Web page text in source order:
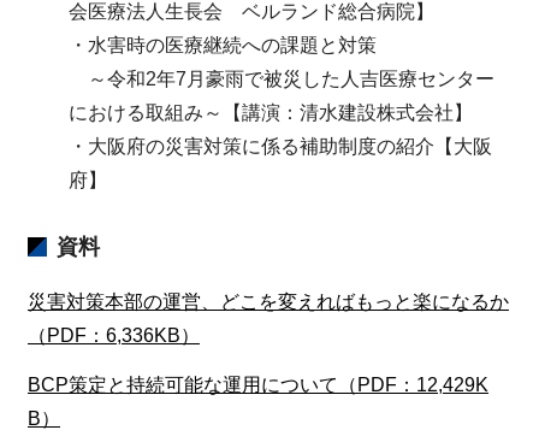
会医療法人生長会 ベルランド総合病院】
・水害時の医療継続への課題と対策
～令和2年7月豪雨で被災した人吉医療センター
における取組み～【講演：清水建設株式会社】
・大阪府の災害対策に係る補助制度の紹介【大阪
府】
資料
災害対策本部の運営、どこを変えればもっと楽になるか
（PDF：6,336KB）
BCP策定と持続可能な運用について（PDF：12,429K
B）